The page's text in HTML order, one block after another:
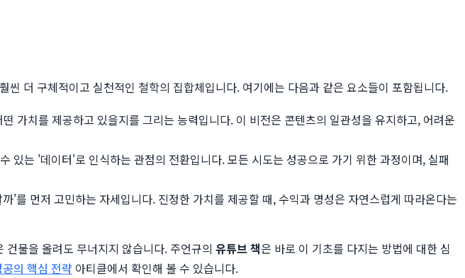
더 구체적이고 실천적인 철학의 집합체입니다. 여기에는 다음과 같은 요소들이 포함됩니다.
가치를 제공하고 있을지를 그리는 능력입니다. 이 비전은 콘텐츠의 일관성을 유지하고, 어려운
있는 '데이터'로 인식하는 관점의 전환입니다. 모든 시도는 성공으로 가기 위한 과정이며, 실패
'를 먼저 고민하는 자세입니다. 진정한 가치를 제공할 때, 수익과 명성은 자연스럽게 따라온다는
물을 올려도 무너지지 않습니다. 주언규의 유튜브 책은 바로 이 기초를 다지는 방법에 대한 심
의 핵심 전략 아티클에서 확인해 볼 수 있습니다.